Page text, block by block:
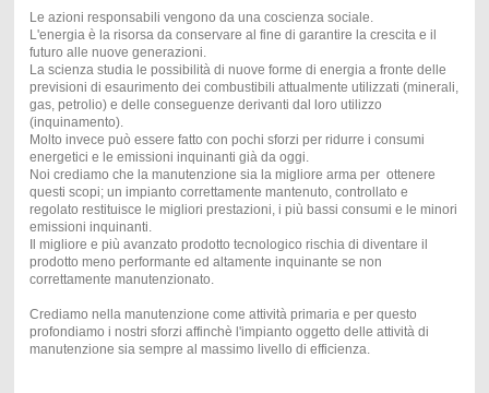
Le azioni responsabili vengono da una coscienza sociale.
L'energia è la risorsa da conservare al fine di garantire la crescita e il
futuro alle nuove generazioni.
La scienza studia le possibilità di nuove forme di energia a fronte delle
previsioni di esaurimento dei combustibili attualmente utilizzati (minerali,
gas, petrolio) e delle conseguenze derivanti dal loro utilizzo
(inquinamento).
Molto invece può essere fatto con pochi sforzi per ridurre i consumi
energetici e le emissioni inquinanti già da oggi.
Noi crediamo che la manutenzione sia la migliore arma per ottenere
questi scopi; un impianto correttamente mantenuto, controllato e
regolato restituisce le migliori prestazioni, i più bassi consumi e le minori
emissioni inquinanti.
Il migliore e più avanzato prodotto tecnologico rischia di diventare il
prodotto meno performante ed altamente inquinante se non
correttamente manutenzionato.
Crediamo nella manutenzione come attività primaria e per questo
profondiamo i nostri sforzi affinchè l'impianto oggetto delle attività di
manutenzione sia sempre al massimo livello di efficienza.